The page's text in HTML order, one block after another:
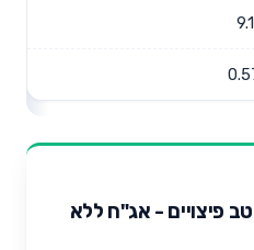
פיצויים - אג"ח ללא